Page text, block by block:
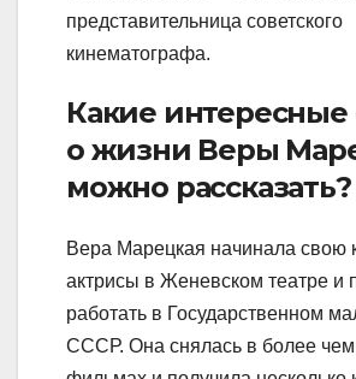
представительница советского
кинематографа.
Какие
о жизни Веры
можно рассказать?
Вера Марецкая начинала свою
актрисы в Женевском театре и
работать в Государственном
СССР. Она снялась в более чем